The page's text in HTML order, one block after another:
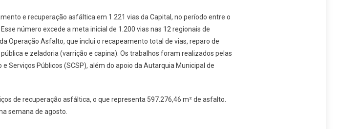
e recuperação asfáltica em 1.221 vias da Capital, no período entre o
número excede a meta inicial de 1.200 vias nas 12 regionais de
Operação Asfalto, que inclui o recapeamento total de vias, reparo de
e zeladoria (varrição e capina). Os trabalhos foram realizados pelas
Serviços Públicos (SCSP), além do apoio da Autarquia Municipal de
de recuperação asfáltica, o que representa 597.276,46 m² de asfalto.
semana de agosto.